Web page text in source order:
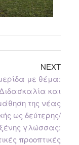
NEXT
με θέμα:
και
της νέας
ως δεύτερης/
ξένης γλώσσας:
προοπτικές